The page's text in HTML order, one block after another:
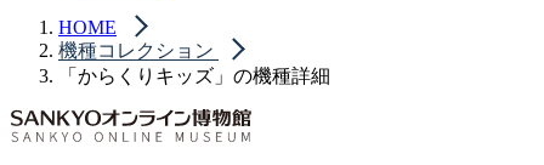
HOME
機種コレクション
「からくりキッズ」の機種詳細